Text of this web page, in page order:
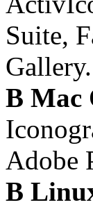
Suite,
Gallery.
В Mac
Adobe
В